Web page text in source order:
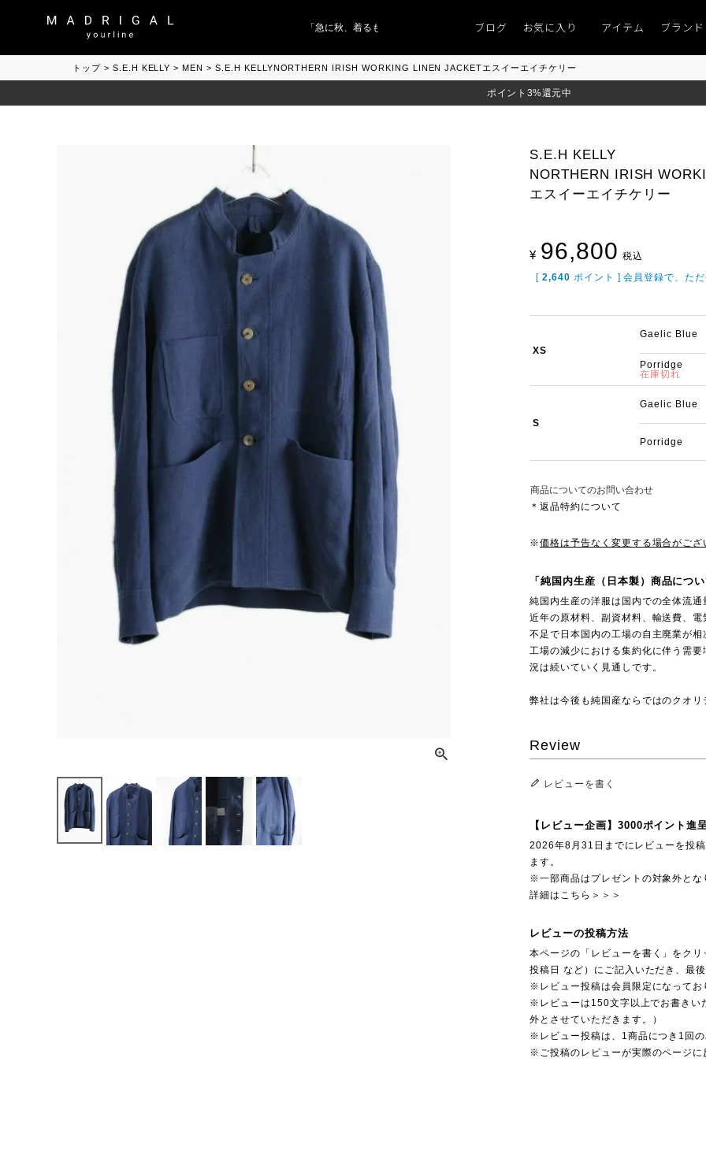
「急に秋、着るものがない」 「キレイなニット」 ポイント9％「マンスリーポイントキャンペ
ブログ お気に入り アイテム ブランド
トップ S.E.H KELLY MEN S.E.H KELLYNORTHERN IRISH WORKING LINEN JACKETエスイーエイチケリー
ポイント3%還元中
S.E.H KELLY
NORTHERN IRISH
エスイーエイチケリー
¥ 96,800 税込
[ 2,640 ポイント ] 会員登録で、た
XS
Gaelic Blue
Porridge
在庫切れ
S
Gaelic Blue
Porridge
商品についてのお問い合わせ
＊返品特約について
※価格は予告なく変更する場合がござ
「純国内生産（日本製）商品につ
純国内生産の洋服は国内での全体流
近年の原材料、副資材料、輸送費、
不足で日本国内の工場の自主廃業が
工場の減少における集約化に伴う需
況は続いていく見通しです。
弊社は今後も純国産ならではのクオ
Review
レビューを書く
【レビュー企画】3000ポイント進
2026年8月31日までにレビューを投
ます。
※一部商品はプレゼントの対象外とな
詳細はこちら＞＞＞
レビューの投稿方法
本ページの「レビューを書く」をク
投稿日 など）にご記入いただき、最
※レビュー投稿は会員限定になって
※レビューは150文字以上でお書きい
外とさせていただきます。）
※レビュー投稿は、1商品につき1回
※ご投稿のレビューが実際のページ